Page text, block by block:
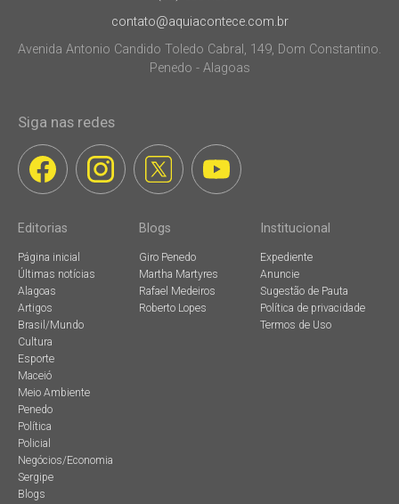
contato@aquiacontece.com.br
Avenida Antonio Candido Toledo Cabral, 149, Dom Constantino.
Penedo - Alagoas
Siga nas redes
Editorias
Página inicial
Últimas notícias
Alagoas
Artigos
Brasil/Mundo
Cultura
Esporte
Maceió
Meio Ambiente
Penedo
Política
Policial
Negócios/Economia
Sergipe
Blogs
Blogs
Giro Penedo
Martha Martyres
Rafael Medeiros
Roberto Lopes
Institucional
Expediente
Anuncie
Sugestão de Pauta
Política de privacidade
Termos de Uso